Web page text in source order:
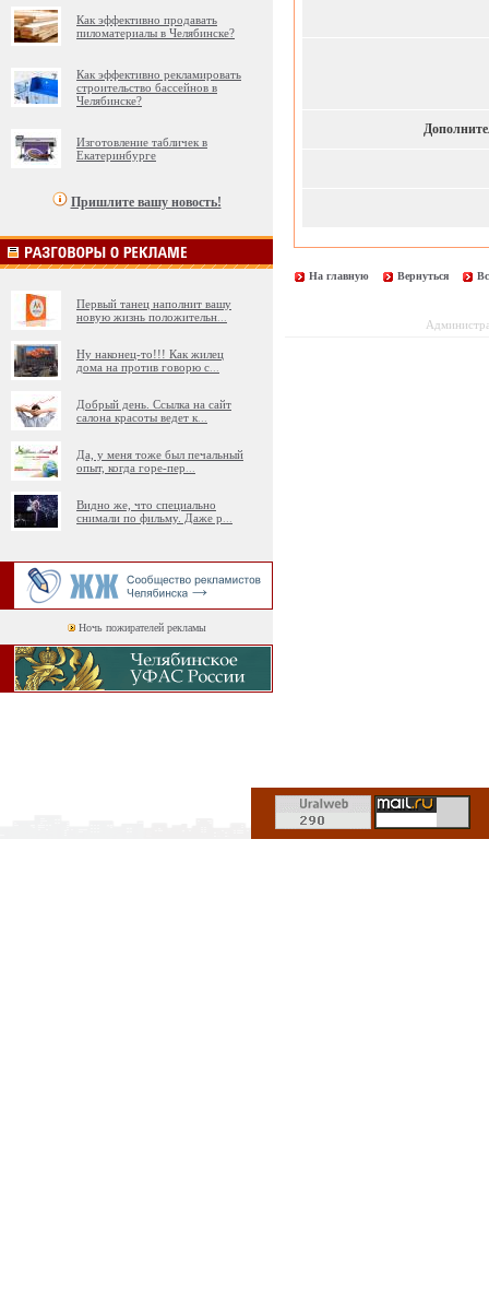
Как эффективно продавать
пиломатериалы в Челябинске?
Как эффективно рекламировать
строительство бассейнов в
Челябинске?
Изготовление табличек в
Екатеринбурге
Пришлите вашу новость!
Первый танец наполнит вашу
новую жизнь положительн
Ну наконец-то!!! Как жилец
дома на против говорю с
Добрый день. Ссылка на сайт
салона красоты ведет к
Да, у меня тоже был печальный
опыт, когда горе-пер
Видно же, что специально
снимали по фильму. Даже р
Ночь пожирателей рекламы
На главную Вернуться